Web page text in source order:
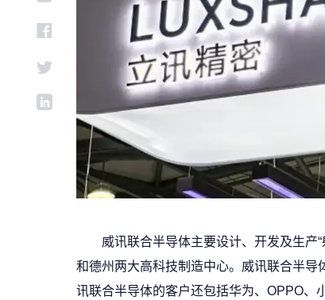
威讯联合半导体主要设计、开发及生产
和德州两大高科技制造中心。威讯联合半
讯联合半导体的客户还包括华为、OPPO、